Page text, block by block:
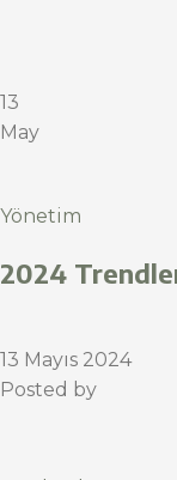
13
May
Yönetim
2024
13 Mayıs 2024
Posted by